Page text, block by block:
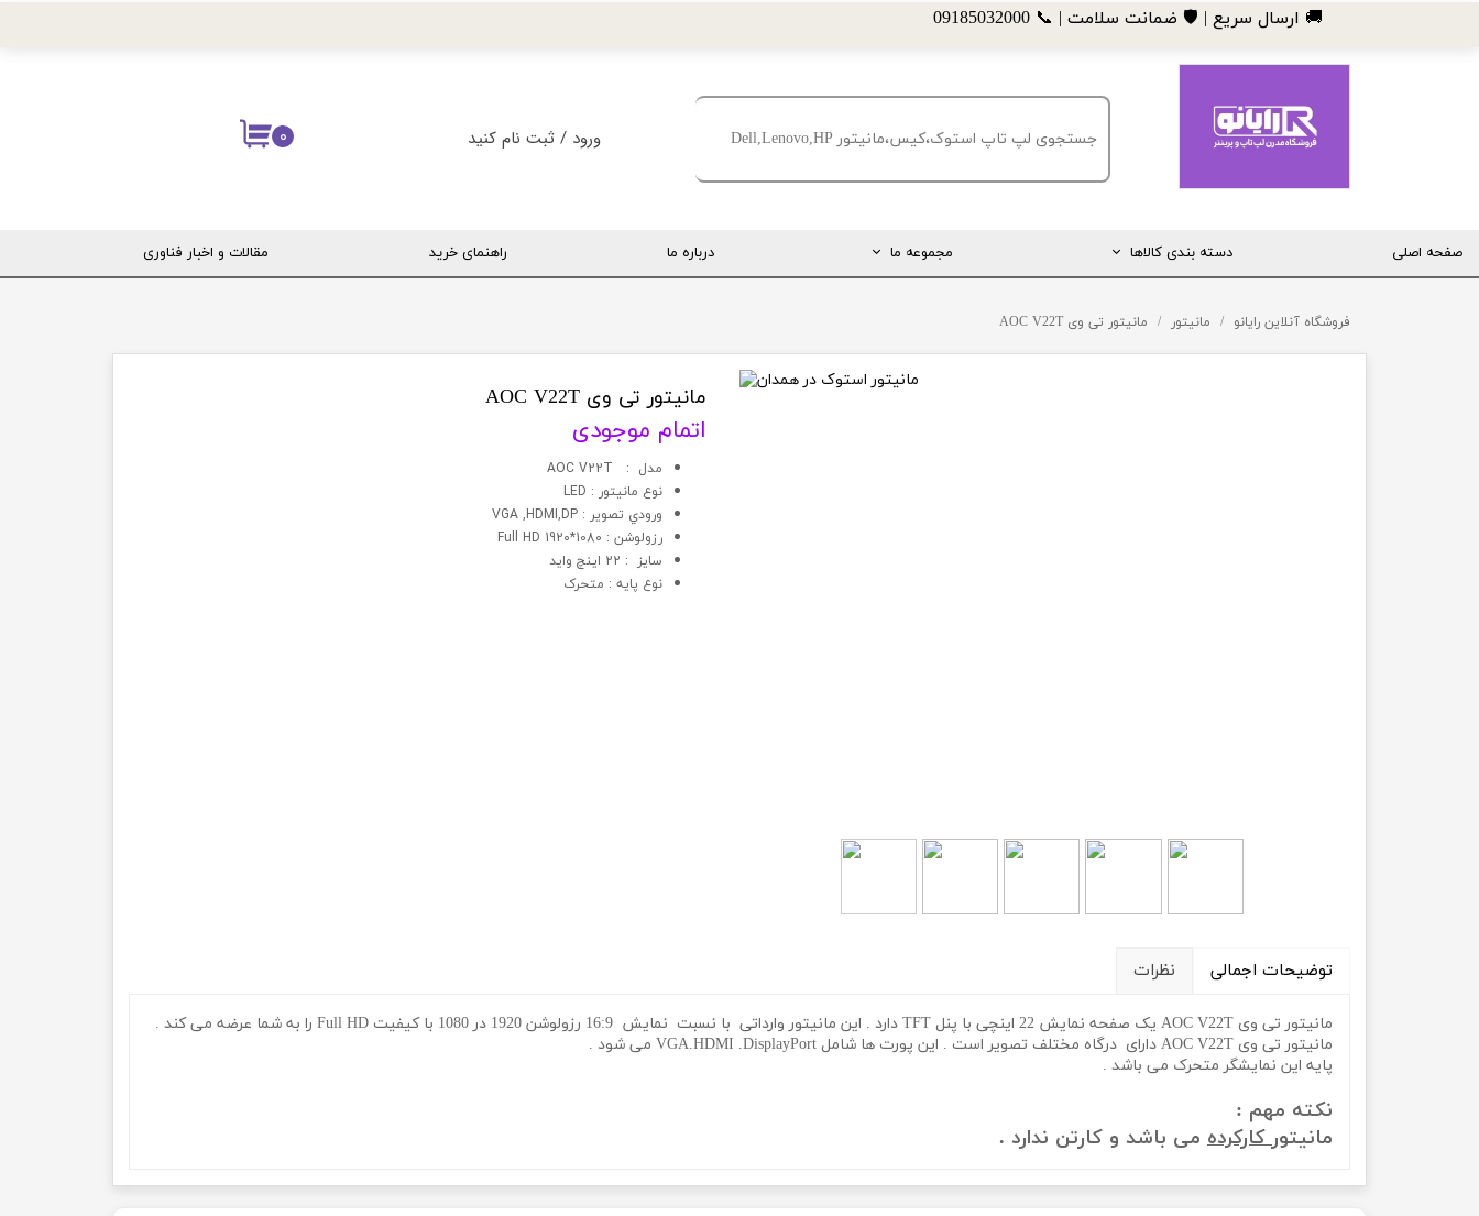
۰ ورود / ثبت نام کنید
صفحه اصلی دسته بندی کالاها
لپ تاپ
مجموعه ما
اینستاگرام
درباره ما راهنمای خرید مقالات و اخبار فناوری
​🚚 ارسال سریع | 🛡️ ضمانت سلامت | 📞 09185032000
فروشگاه آنلاین رایانو مانیتور مانیتور تی وی AOC V22T
مانیتور تی وی AOC V22T
اتمام موجودی
مدل : AOC V22T
نوع مانيتور : LED
ورودي تصوير : VGA ,HDMI,DP
رزولوشن : 1080*1920 Full HD
سايز : 22 اینچ واید
نوع پايه : متحرک
توضیحات اجمالی نظرات
مانیتور تی وی AOC V22T یک صفحه نمایش 22 اینچی با پنل TFT دارد . این مانیتور وارداتی با نسبت نمایش 16:9 رزولوشن 1920 در 1080 با کیفیت Full HD را به شما عرضه می کند .
مانیتور تی وی AOC V22T دارای درگاه مختلف تصویر است . این پورت ها شامل VGA.HDMI .DisplayPort می شود .
پایه این نمایشگر متحرک می باشد .
نکته مهم :
مانیتورکارکرده می باشد و کارتن ندارد .